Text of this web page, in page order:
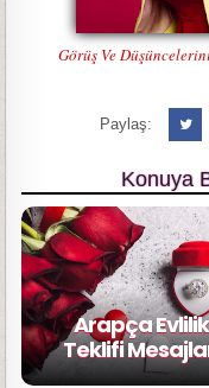
Görüş Ve
Paylaş:
Konuya
Arapça Evlilik
Teklifi